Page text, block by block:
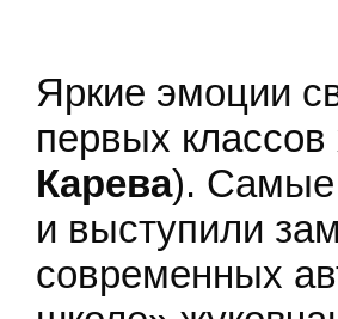
Яркие эмоции
первых
Карева). Самые
и выступили
современных